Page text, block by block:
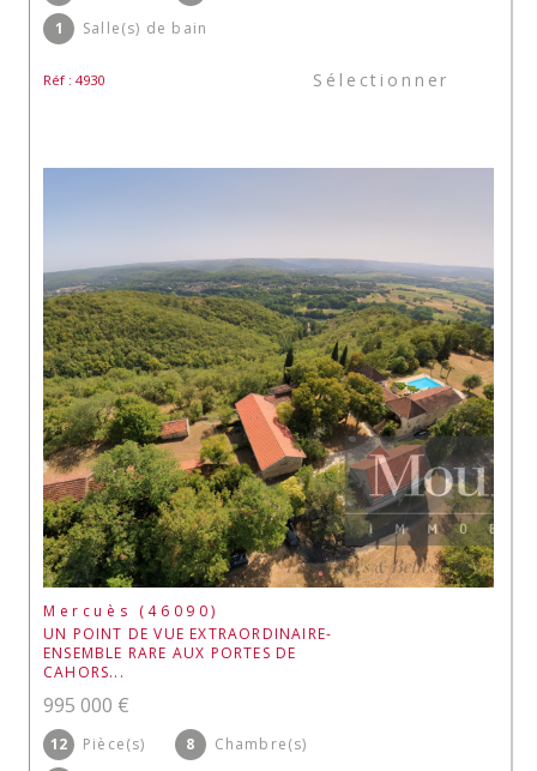
1 Salle(s) de bain
Réf : 4930 Sélectionner
Mercuès (46090)
UN POINT DE VUE EXTRAORDINAIRE-
ENSEMBLE RARE AUX PORTES DE
CAHORS...
995 000 €
12 Pièce(s) 8
Chambre(s)